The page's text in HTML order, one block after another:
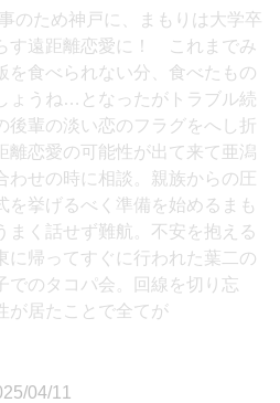
のため神戸に、まもりは大学卒
す遠距離恋愛に！ これまでみ
を食べられない分、食べたもの
ょうね…となったがトラブル続
後輩の淡い恋のフラグをへし折
離恋愛の可能性が出て来て亜潟
わせの時に相談。親族からの圧
を挙げるべく準備を始めるまも
まく話せず難航。不安を抱える
に帰ってすぐに行われた葉二の
でのタコパ会。回線を切り忘
が居たことで全てが
04/11